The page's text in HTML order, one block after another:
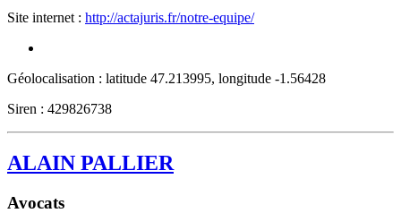
Site internet : http://actajuris.fr/notre-equipe/
Géolocalisation : latitude 47.213995, longitude -1.56428
Siren : 429826738
ALAIN PALLIER
Avocats